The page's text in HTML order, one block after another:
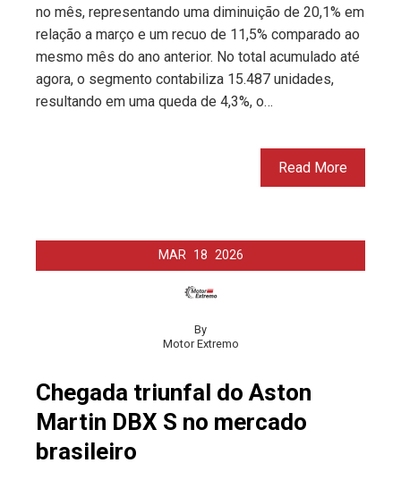
no mês, representando uma diminuição de 20,1% em
relação a março e um recuo de 11,5% comparado ao
mesmo mês do ano anterior. No total acumulado até
agora, o segmento contabiliza 15.487 unidades,
resultando em uma queda de 4,3%, o…
Read More
MAR 18 2026
By
Motor Extremo
Chegada triunfal do Aston
Martin DBX S no mercado
brasileiro